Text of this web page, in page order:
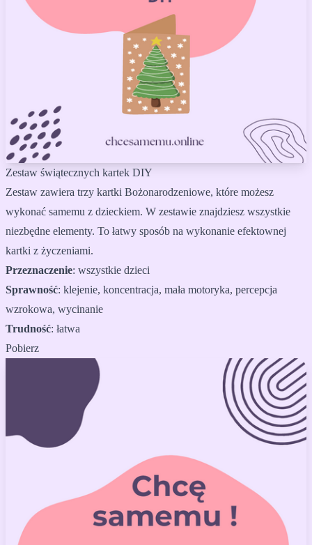
Zestaw świątecznych kartek DIY
Zestaw zawiera trzy kartki Bożonarodzeniowe, które możesz
wykonać samemu z dzieckiem. W zestawie znajdziesz wszystkie
niezbędne elementy. To łatwy sposób na wykonanie efektownej
kartki z życzeniami.
Przeznaczenie: wszystkie dzieci
Sprawność: klejenie, koncentracja, mała motoryka, percepcja
wzrokowa, wycinanie
Trudność: łatwa
Pobierz